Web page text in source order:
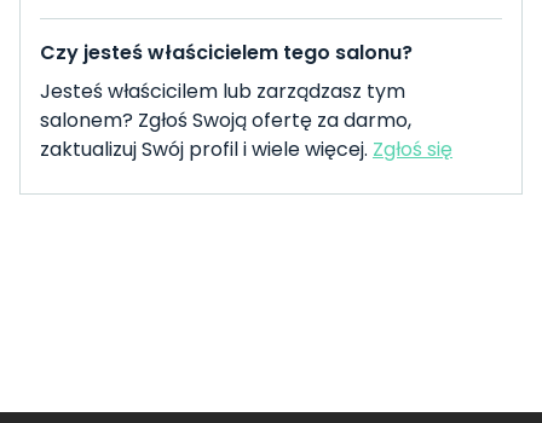
Czy jesteś właścicielem tego salonu?
Jesteś właścicilem lub zarządzasz tym
salonem? Zgłoś Swoją ofertę za darmo,
zaktualizuj Swój profil i wiele więcej. Zgłoś się